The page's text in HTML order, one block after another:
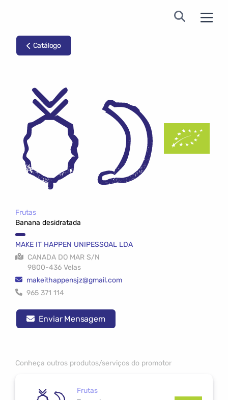
Catálogo
Frutas
Banana desidratada
MAKE IT HAPPEN UNIPESSOAL LDA
CANADA DO MAR S/N
9800-436 Velas
makeithappensjz@gmail.com
965 371 114
Enviar Mensagem
Conheça outros produtos/serviços do promotor
Frutas